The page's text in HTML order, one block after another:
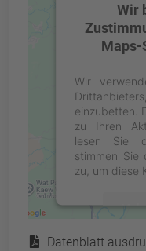
Wir
Maps-
Wir
einzubetten.
zu Ihren
lesen Sie
stimmen Sie
zu, um diese
Service
Datenblatt